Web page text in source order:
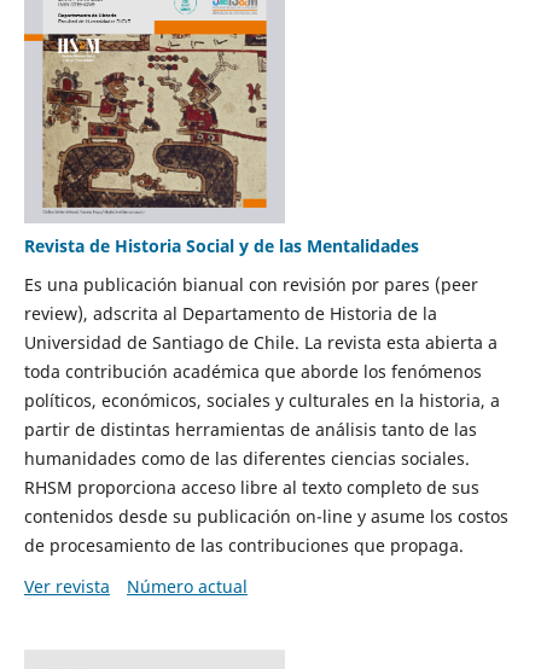
Revista de Historia Social y de las Mentalidades
Es una publicación bianual con revisión por pares (peer
review), adscrita al Departamento de Historia de la
Universidad de Santiago de Chile. La revista esta abierta a
toda contribución académica que aborde los fenómenos
políticos, económicos, sociales y culturales en la historia, a
partir de distintas herramientas de análisis tanto de las
humanidades como de las diferentes ciencias sociales.
RHSM proporciona acceso libre al texto completo de sus
contenidos desde su publicación on-line y asume los costos
de procesamiento de las contribuciones que propaga.
Ver revista
Número actual